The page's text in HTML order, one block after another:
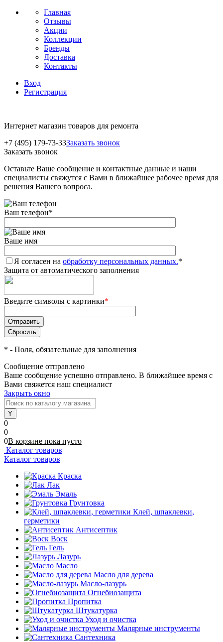
Главная
Отзывы
Акции
Коллекции
Бренды
Доставка
Контакты
Вход
Регистрация
Интернет магазин товаров для ремонта
+7 (495) 179-73-33Заказать звонок
Заказать звонок
Оставьте Ваше сообщение и контактные данные и наши
специалисты свяжутся с Вами в ближайшее рабочее время для
решения Вашего вопроса.
Ваш телефон*
Ваше имя
Я согласен на обработку персональных данных.*
Защита от автоматического заполнения
Введите символы с картинки*
* - Поля, обязательные для заполнения
Сообщение отправлено
Ваше сообщение успешно отправлено. В ближайшее время с
Вами свяжется наш специалист
Закрыть окно
0
0
0В корзине пока пусто
Каталог товаров
Каталог товаров
Краска
Лак
Эмаль
Грунтовка
Клей, шпаклевки,
герметики
Антисептик
Воск
Гель
Лазурь
Масло
Масло для дерева
Масло-лазурь
Огнебиозащита
Пропитка
Штукатурка
Уход и очистка
Малярные инструменты
Сантехника